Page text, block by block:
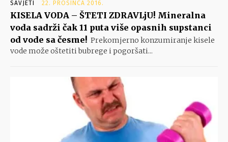
SAVJETI 22. PROSINCA 2016.
KISELA VODA – ŠTETI ZDRAVLjU! Mineralna
voda sadrži čak 11 puta više opasnih supstanci
od vode sa česme! Prekomjerno konzumiranje kisele
vode može oštetiti bubrege i pogoršati...